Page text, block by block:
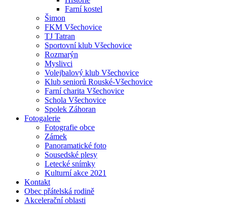
Farní kostel
Šimon
FKM Všechovice
TJ Tatran
Sportovní klub Všechovice
Rozmarýn
Myslivci
Volejbalový klub Všechovice
Klub seniorů Rouské-Všechovice
Farní charita Všechovice
Schola Všechovice
Spolek Záhoran
Fotogalerie
Fotografie obce
Zámek
Panoramatické foto
Sousedské plesy
Letecké snímky
Kulturní akce 2021
Kontakt
Obec přátelská rodině
Akcelerační oblasti